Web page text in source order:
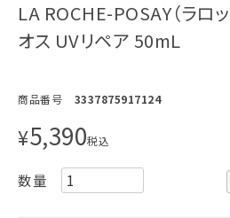
LA ROCHE-POSAY（ラロ
オス UVリペア 50mL
商品番号 3337875917124
¥5,390税込